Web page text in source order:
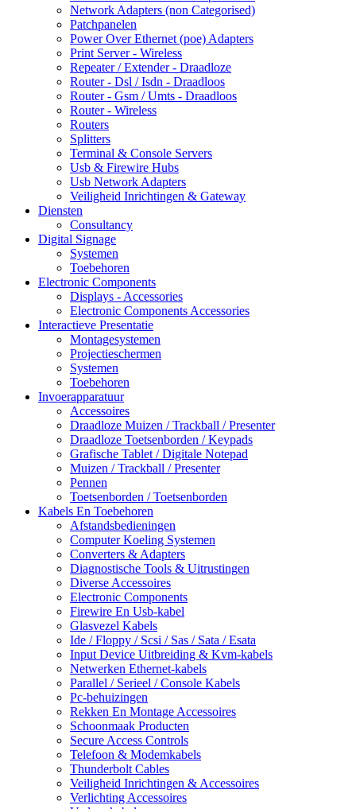
Network Adapters (non Categorised)
Patchpanelen
Power Over Ethernet (poe) Adapters
Print Server - Wireless
Repeater / Extender - Draadloze
Router - Dsl / Isdn - Draadloos
Router - Gsm / Umts - Draadloos
Router - Wireless
Routers
Splitters
Terminal & Console Servers
Usb & Firewire Hubs
Usb Network Adapters
Veiligheid Inrichtingen & Gateway
Diensten
Consultancy
Digital Signage
Systemen
Toebehoren
Electronic Components
Displays - Accessories
Electronic Components Accessories
Interactieve Presentatie
Montagesystemen
Projectieschermen
Systemen
Toebehoren
Invoerapparatuur
Accessoires
Draadloze Muizen / Trackball / Presenter
Draadloze Toetsenborden / Keypads
Grafische Tablet / Digitale Notepad
Muizen / Trackball / Presenter
Pennen
Toetsenborden / Toetsenborden
Kabels En Toebehoren
Afstandsbedieningen
Computer Koeling Systemen
Converters & Adapters
Diagnostische Tools & Uitrustingen
Diverse Accessoires
Electronic Components
Firewire En Usb-kabel
Glasvezel Kabels
Ide / Floppy / Scsi / Sas / Sata / Esata
Input Device Uitbreiding & Kvm-kabels
Netwerken Ethernet-kabels
Parallel / Serieel / Console Kabels
Pc-behuizingen
Rekken En Montage Accessoires
Schoonmaak Producten
Secure Access Controls
Telefoon & Modemkabels
Thunderbolt Cables
Veiligheid Inrichtingen & Accessoires
Verlichting Accessoires